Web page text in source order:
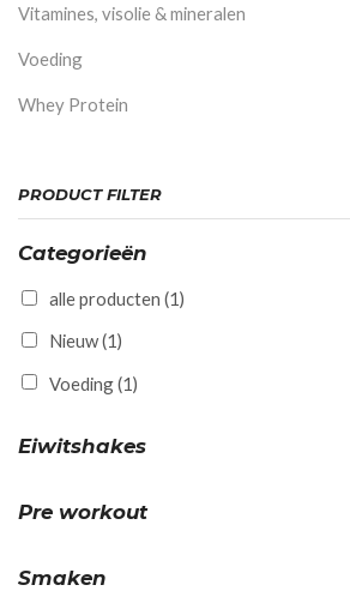
Vitamines, visolie & mineralen
Voeding
Whey Protein
PRODUCT FILTER
Categorieën
alle producten (1)
Nieuw(1)
Voeding(1)
Eiwitshakes
Pre workout
Smaken